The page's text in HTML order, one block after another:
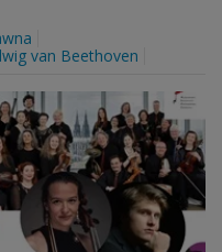
van Beethoven